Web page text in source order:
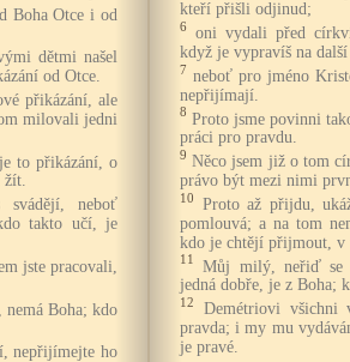
Boha Otce i od
dětmi našel
od Otce.
přikázání, ale
milovali jedni
to přikázání, o
žít.
neboť
takto učí, je
jste pracovali,
nemá Boha; kdo
nepřijímejte ho
kteří přišli odjinud;
6
oni vydali před
když je vypravíš na další
7 neboť pro jméno
nepřijímají.
8 Proto jsme povinni
práci pro pravdu.
9 Něco jsem již o tom
právo být mezi nimi
10
Proto až přijdu,
pomlouvá; a na tom
kdo je chtějí přijmout, v
11
Můj milý, neřiď se
jedná dobře, je z Boha;
12
Demétriovi všichni
pravda; i my mu
je pravé.